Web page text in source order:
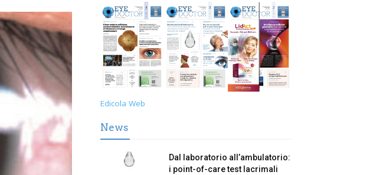
Edicola Web
News
Dal laboratorio all’ambulatorio:
i point-of-care test lacrimali